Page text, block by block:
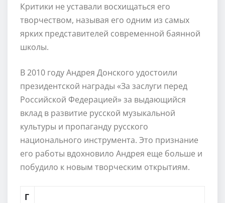
Критики не уставали восхищаться его
творчеством, называя его одним из самых
ярких представителей современной баянной
школы.
В 2010 году Андрея Донского удостоили
президентской награды «За заслуги перед
Российской Федерацией» за выдающийся
вклад в развитие русской музыкальной
культуры и пропаганду русского
национального инструмента. Это признание
его работы вдохновило Андрея еще больше и
побудило к новым творческим открытиям.
Г